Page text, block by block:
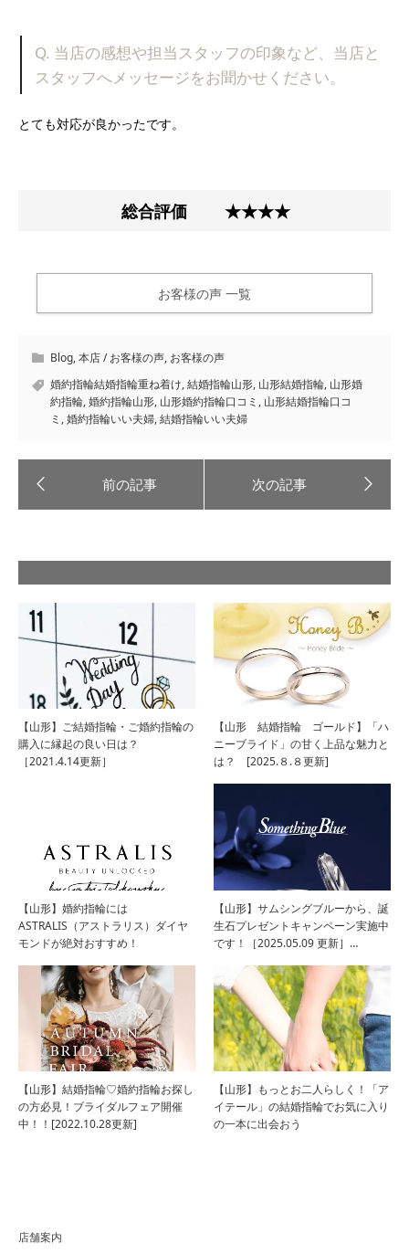
Q. 当店の感想や担当スタッフの印象など、当店と
スタッフへメッセージをお聞かせください。
とても対応が良かったです。
総合評価★★★★
お客様の声 一覧
Blog,本店 / お客様の声, お客様の声
婚約指輪結婚指輪重ね着け,結婚指輪山形, 山形結婚指輪, 山形婚
約指輪,婚約指輪山形, 山形婚約指輪口コミ , 山形結婚指輪口コ
ミ ,婚約指輪いい夫婦,結婚指輪いい夫婦
【山形】ご結婚指輪・ご婚約指輪の
購入に縁起の良い日は？
［2021.4.14更新］
【山形 結婚指輪 ゴールド】「ハ
ニーブライド」の甘く上品な魅力と
は？ [2025.８.８更新]
【山形】婚約指輪には
ASTRALIS（アストラリス）ダイヤ
モンドが絶対おすすめ！
【山形】サムシングブルーから、誕
生石プレゼントキャンペーン実施中
です！［2025.05.09 更新］…
【山形】結婚指輪♡婚約指輪お探し
の方必見！ブライダルフェア開催
中！！[2022.10.28更新]
【山形】もっとお二人らしく！「ア
イテール」の結婚指輪でお気に入り
の一本に出会おう
店舗案内